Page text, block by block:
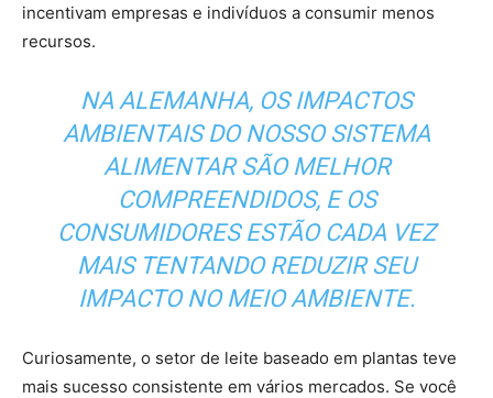
incentivam empresas e indivíduos a consumir menos
recursos.
NA ALEMANHA, OS IMPACTOS
AMBIENTAIS DO NOSSO SISTEMA
ALIMENTAR SÃO MELHOR
COMPREENDIDOS, E OS
CONSUMIDORES ESTÃO CADA VEZ
MAIS TENTANDO REDUZIR SEU
IMPACTO NO MEIO AMBIENTE.
Curiosamente, o setor de leite baseado em plantas teve
mais sucesso consistente em vários mercados. Se você